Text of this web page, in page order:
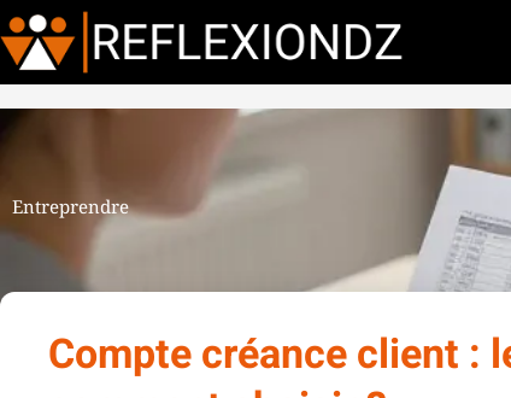
Entreprendre
Compte créance client :